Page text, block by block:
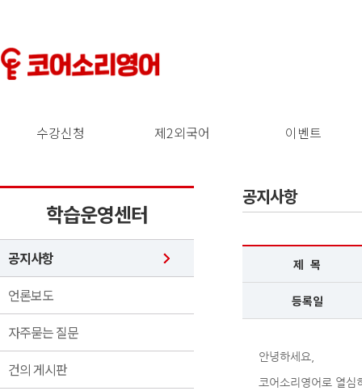
수강신청 제2외국어 이벤트
학습운영센터
공지사항
언론보도
자주묻는 질문
건의 게시판
공지사항
제 목
등록일
안녕하세요,
코어소리영어로 열